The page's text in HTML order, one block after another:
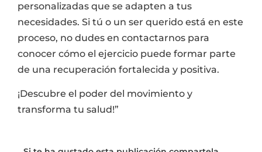
personalizadas que se adapten a tus
necesidades. Si tú o un ser querido está en este
proceso, no dudes en contactarnos para
conocer cómo el ejercicio puede formar parte
de una recuperación fortalecida y positiva.
¡Descubre el poder del movimiento y
transforma tu salud!”